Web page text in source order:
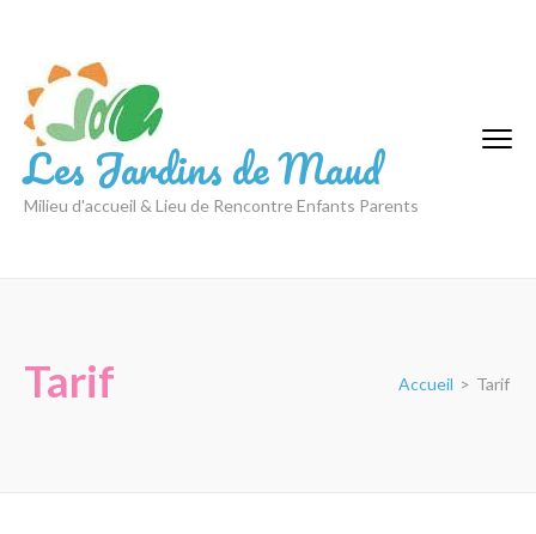
contenu
(Pressez
Entrée)
Les Jardins de Maud
Milieu d'accueil & Lieu de Rencontre Enfants Parents
Tarif Accueil > Tarif